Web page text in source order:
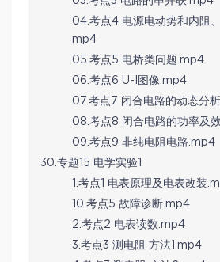
04.考点4 电源电动势和内阻
mp4
05.考点5 电桥类问题.mp4
06.考点6 U-I图像.mp4
07.考点7 闭合电路的动态分
08.考点8 闭合电路的功率及
09.考点9 非纯电阻电路.mp4
30.专题15 电学实验1
1.考点1 电表原理及电表改装
10.考点5 故障诊断.mp4
2.考点2 电表读数.mp4
3.考点3 测电阻 方法1.mp4